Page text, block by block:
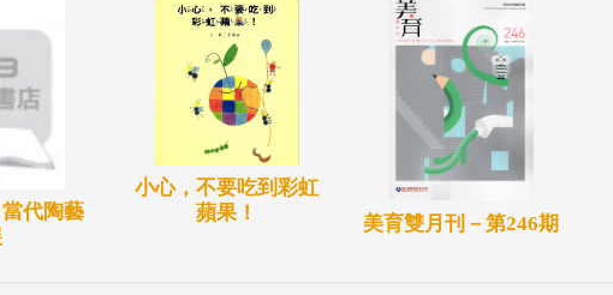
代陶藝
小心，不要吃到彩虹
蘋果！
美育雙月刊－第246期